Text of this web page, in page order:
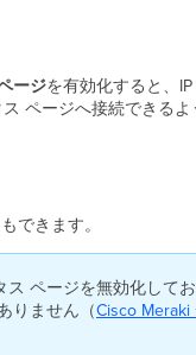
ージを有効化すると、
ページへ接続できるよ
できます。
ページを無効化して
りません（Cisco